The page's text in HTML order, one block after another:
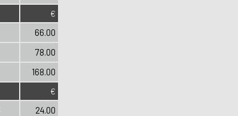
€
66.00
78.00
168.00
€
24.00